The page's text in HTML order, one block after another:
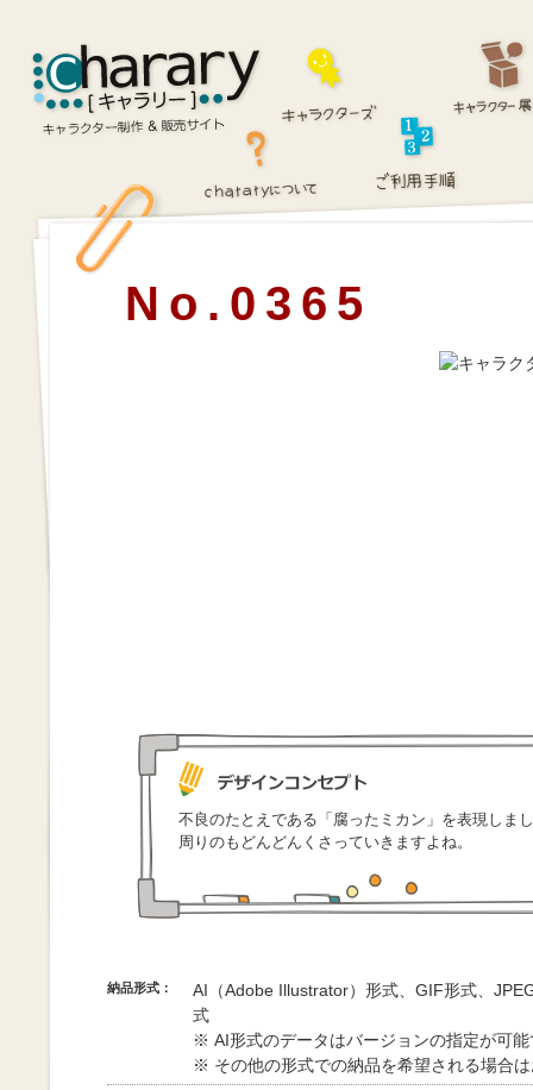
No.0365
不良のたとえである「腐ったミカン」を表現しま
周りのもどんどんくさっていきますよね。
納品形式：
AI（Adobe Illustrator）形式、GIF形式、
式
※ AI形式のデータはバージョンの指定が可能
※ その他の形式での納品を希望される場合